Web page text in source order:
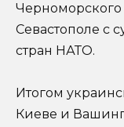
Севастополе с
стран НАТО.
Итогом
Киеве и